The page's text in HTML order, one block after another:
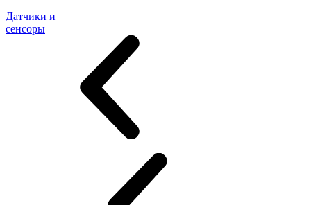
Датчики и
сенсоры